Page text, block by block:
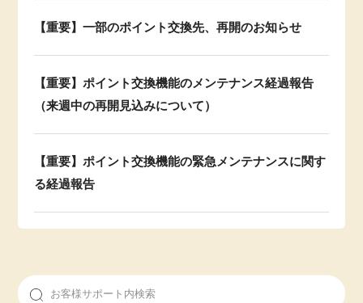
【重要】一部のポイント交換先、再開のお知らせ
【重要】ポイント交換機能のメンテナンス経過報告
（来週中の再開見込みについて）
【重要】ポイント交換機能の緊急メンテナンスに関す
る経過報告